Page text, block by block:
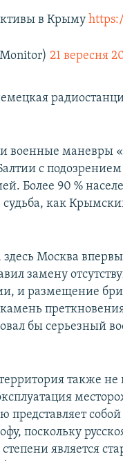
в Крыму
21 вересня
военные маневры
с подозрением
Более 90 %
как
Москва
замену
и размещение
бы серьезный
также
представляет
поскольку
является